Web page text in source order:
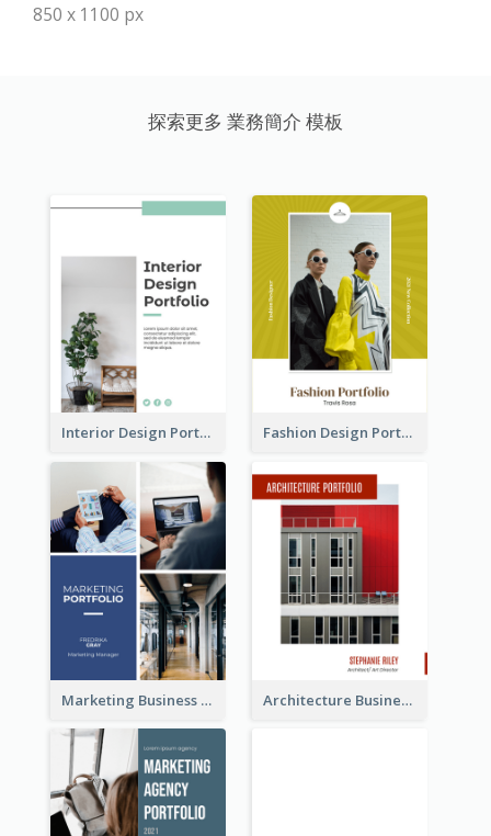
850 x 1100 px
探索更多 業務簡介 模板
Interior Design Portfolio Fashion Design Portfolio
Marketing Business Portfolio Architecture Business Portfolio